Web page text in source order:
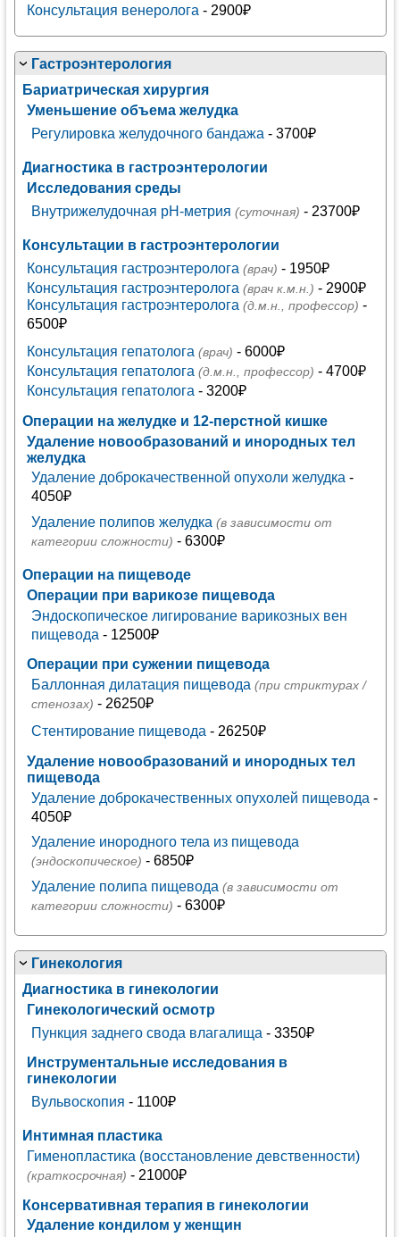
Консультация венеролога - 2900₽
Гастроэнтерология
Бариатрическая хирургия
Уменьшение объема желудка
Регулировка желудочного бандажа - 3700₽
Диагностика в гастроэнтерологии
Исследования среды
Внутрижелудочная pH-метрия (суточная) - 23700₽
Консультации в гастроэнтерологии
Консультация гастроэнтеролога (врач) - 1950₽
Консультация гастроэнтеролога (врач к.м.н.) - 2900₽
Консультация гастроэнтеролога (д.м.н., профессор) -
6500₽
Консультация гепатолога (врач) - 6000₽
Консультация гепатолога (д.м.н., профессор) - 4700₽
Консультация гепатолога - 3200₽
Операции на желудке и 12-перстной кишке
Удаление новообразований и инородных тел
желудка
Удаление доброкачественной опухоли желудка -
4050₽
Удаление полипов желудка (в зависимости от
категории сложности) - 6300₽
Операции на пищеводе
Операции при варикозе пищевода
Эндоскопическое лигирование варикозных вен
пищевода - 12500₽
Операции при сужении пищевода
Баллонная дилатация пищевода (при стриктурах /
стенозах) - 26250₽
Стентирование пищевода- 26250₽
Удаление новообразований и инородных тел
пищевода
Удаление доброкачественных опухолей пищевода -
4050₽
Удаление инородного тела из пищевода
(эндоскопическое) - 6850₽
Удаление полипа пищевода (в зависимости от
категории сложности) - 6300₽
Гинекология
Диагностика в гинекологии
Гинекологический осмотр
Пункция заднего свода влагалища - 3350₽
Инструментальные исследования в
гинекологии
Вульвоскопия - 1100₽
Интимная пластика
Гименопластика (восстановление девственности)
(краткосрочная) - 21000₽
Консервативная терапия в гинекологии
Удаление кондилом у женщин